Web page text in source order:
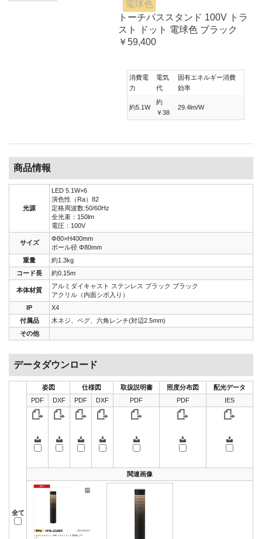
電球色
トーチパススタンド 100V トラ
スト ドット 電球色 ブラック
￥59,400
消費電
力
電気
代
固有エネルギー消費
効率
約5.1W
約
￥38
29.4lm/W
商品情報
光源
LED 5.1W×6
演色性（Ra）82
定格周波数:50/60Hz
全光束：150lm
電圧：100V
サイズ
Φ80×H400mm
ポール径 Φ80mm
重量
約1.3kg
コード長
約0.15m
本体材質
アルミダイキャスト ステンレス ブラック ブラック
アクリル（内面シボ入り）
IP
X4
付属品
木ネジ、ペグ、六角レンチ(対辺2.5mm)
その他
データダウンロード
全て
姿図 仕様図 取扱説明書 照度分布図
配光データ
PDF
DXF PDF DXF PDF PDF IES
関連画像